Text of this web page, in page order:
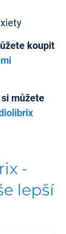
koupit
můžete
-
lepší